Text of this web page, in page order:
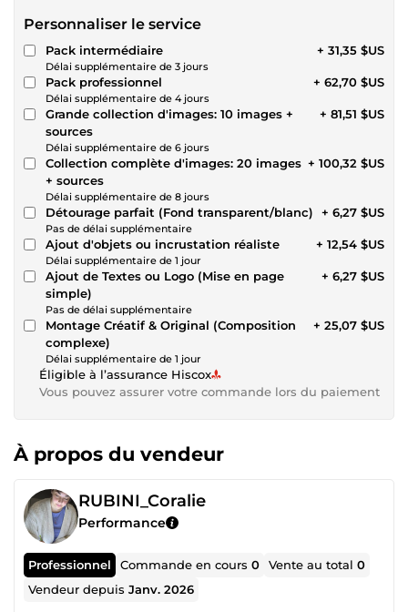
Personnaliser le service
Pack intermédiaire
Délai supplémentaire de 3 jours
+ 31,35 $US
Pack professionnel
Délai supplémentaire de 4 jours
+ 62,70 $US
Grande collection d'images: 10 images +
sources
Délai supplémentaire de 6 jours
+ 81,51 $US
Collection complète d'images: 20 images
+ sources
Délai supplémentaire de 8 jours
+ 100,32 $US
Détourage parfait (Fond transparent/blanc)
Pas de délai supplémentaire
+ 6,27 $US
Ajout d'objets ou incrustation réaliste
Délai supplémentaire de 1 jour
+ 12,54 $US
Ajout de Textes ou Logo (Mise en page
simple)
Pas de délai supplémentaire
+ 6,27 $US
Montage Créatif & Original (Composition
complexe)
Délai supplémentaire de 1 jour
+ 25,07 $US
Éligible à l’assurance Hiscox
Vous pouvez assurer votre commande lors du paiement
À propos du vendeur
RUBINI_Coralie
Performance
Professionnel Commande en cours0 Vente au total0
Vendeur depuisJanv. 2026